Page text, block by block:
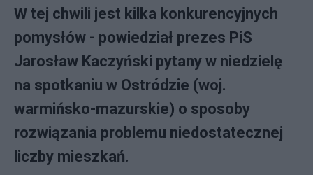
W tej chwili jest kilka konkurencyjnych
pomysłów - powiedział prezes PiS
Jarosław Kaczyński pytany w niedzielę
na spotkaniu w Ostródzie (woj.
warmińsko-mazurskie) o sposoby
rozwiązania problemu niedostatecznej
liczby mieszkań.